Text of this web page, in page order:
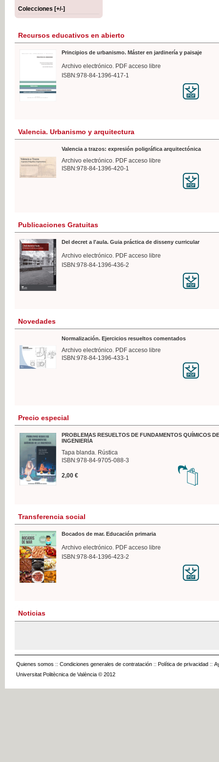
Colecciones [+/-]
Recursos educativos en abierto
Principios de urbanismo. Máster en jardinería y paisaje
Archivo electrónico. PDF acceso libre
ISBN:978-84-1396-417-1
Valencia. Urbanismo y arquitectura
Valencia a trazos: expresión poligráfica arquitectónica
Archivo electrónico. PDF acceso libre
ISBN:978-84-1396-420-1
Publicaciones Gratuitas
Del decret a l'aula. Guia práctica de disseny curricular
Archivo electrónico. PDF acceso libre
ISBN:978-84-1396-436-2
Novedades
Normalización. Ejercicios resueltos comentados
Archivo electrónico. PDF acceso libre
ISBN:978-84-1396-433-1
Precio especial
PROBLEMAS RESUELTOS DE FUNDAMENTOS QUÍMICOS
INGENIERÍA
Tapa blanda. Rústica
ISBN:978-84-9705-088-3
2,00 €
Transferencia social
Bocados de mar. Educación primaria
Archivo electrónico. PDF acceso libre
ISBN:978-84-1396-423-2
Noticias
Quienes somos :: Condiciones generales de contratación :: Política de privacidad ::
Universitat Politècnica de València © 2012